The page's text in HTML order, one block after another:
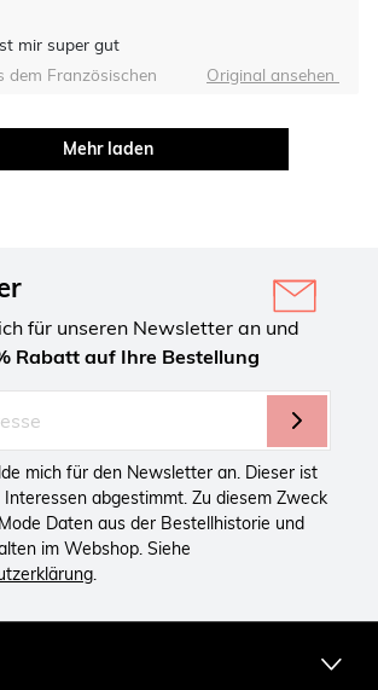
mir super gut
dem Französischen Original ansehen
Mehr laden
für unseren Newsletter an und
Rabatt auf Ihre Bestellung
mich für den Newsletter an. Dieser ist
abgestimmt. Zu diesem Zweck
Daten aus der Bestellhistorie und
im Webshop. Siehe
.